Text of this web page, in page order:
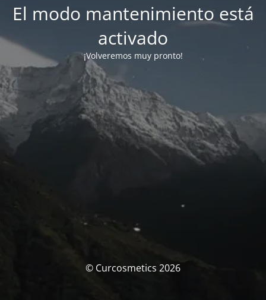
El modo mantenimiento está
activado
¡Volveremos muy pronto!
© Curcosmetics 2026